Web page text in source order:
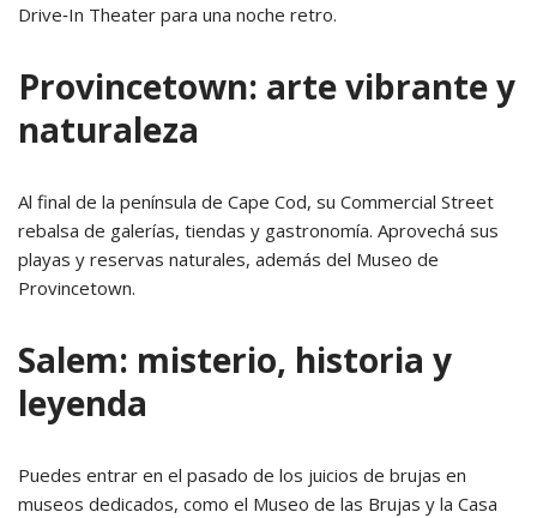
Drive‑In Theater para una noche retro.
Provincetown: arte vibrante y
naturaleza
Al final de la península de Cape Cod, su Commercial Street
rebalsa de galerías, tiendas y gastronomía. Aprovechá sus
playas y reservas naturales, además del Museo de
Provincetown.
Salem: misterio, historia y
leyenda
Puedes entrar en el pasado de los juicios de brujas en
museos dedicados, como el Museo de las Brujas y la Casa